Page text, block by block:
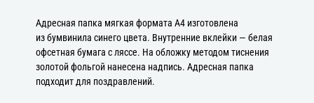
Адресная папка мягкая формата А4 изготовлена
из бумвинила синего цвета. Внутренние вклейки — белая
офсетная бумага с ляссе. На обложку методом тиснения
золотой фольгой нанесена надпись. Адресная папка
подходит для поздравлений.